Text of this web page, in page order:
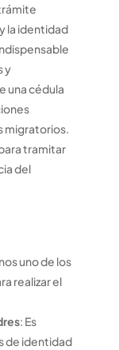
la identidad
y
una cédula
migratorios.
tramitar
del
uno de los
realizar el
: Es
de identidad